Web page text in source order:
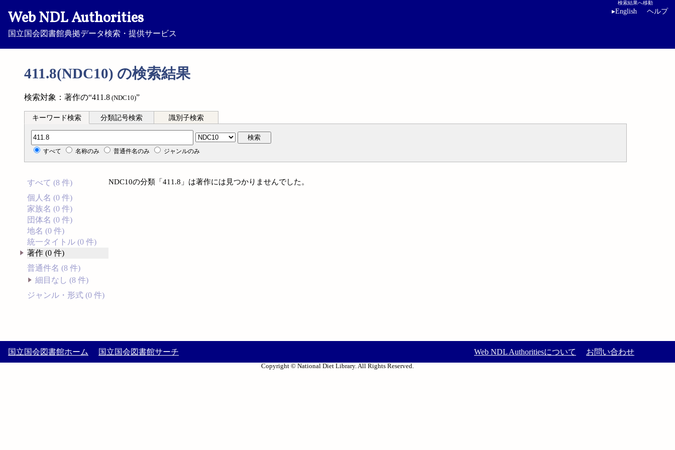
Web NDL Authorities
国立国会図書館典拠データ検索・提供サービス
検索結果へ移動
▸English ヘルプ
411.8(NDC10) の検索結果
検索対象：著作の“411.8 (NDC10)”
キーワード検索 分類記号検索 識別子検索
分類記号検索 検索
すべて 名称のみ 普通件名のみ ジャンルのみ
すべて (8 件)
個人名 (0 件)
家族名 (0 件)
団体名 (0 件)
地名 (0 件)
統一タイトル (0 件)
著作 (0 件)
普通件名 (8 件)
細目なし (8 件)
ジャンル・形式 (0 件)
NDC10の分類「411.8」は著作には見つかりませんでした。
国立国会図書館ホーム 国立国会図書館サーチ Web NDL Authoritiesについて お問い合わせ
Copyright © National Diet Library. All Rights Reserved.